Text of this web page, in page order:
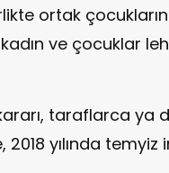
ortak
ve çocuklar
taraflarca ya
yılında temyiz